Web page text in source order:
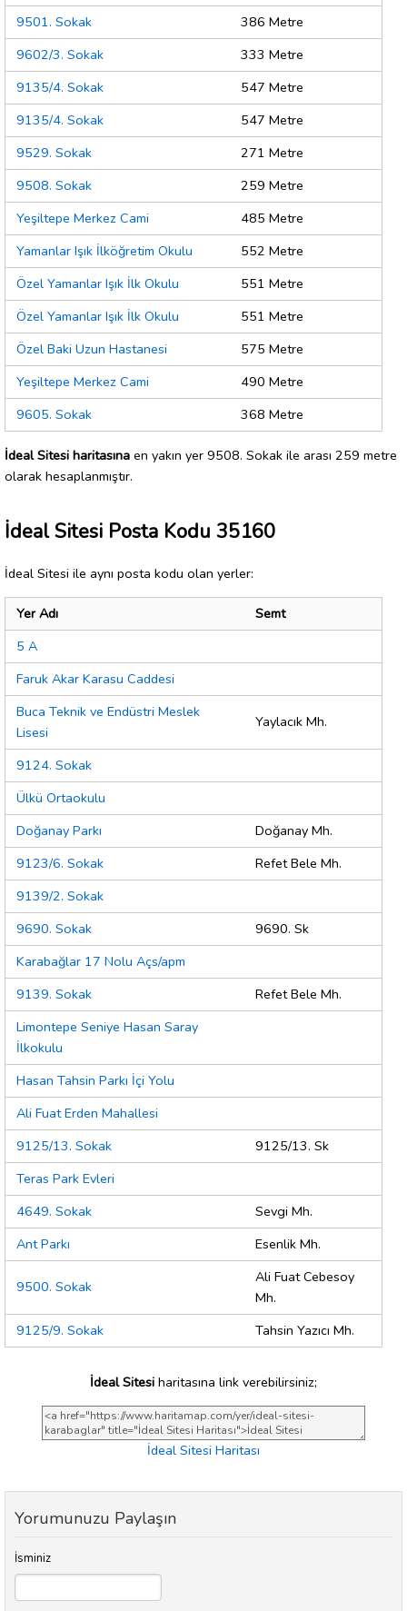
9501. Sokak
386 Metre
9602/3. Sokak
333 Metre
9135/4. Sokak
547 Metre
9135/4. Sokak
547 Metre
9529. Sokak
271 Metre
9508. Sokak
259 Metre
Yeşiltepe Merkez Cami
485 Metre
Yamanlar Işık İlköğretim Okulu
552 Metre
Özel Yamanlar Işık İlk Okulu
551 Metre
Özel Yamanlar Işık İlk Okulu
551 Metre
Özel Baki Uzun Hastanesi
575 Metre
Yeşiltepe Merkez Cami
490 Metre
9605. Sokak
368 Metre
İdeal Sitesi haritasına en yakın yer 9508. Sokak ile arası 259 metre
olarak hesaplanmıştır.
İdeal Sitesi Posta Kodu 35160
İdeal Sitesi ile aynı posta kodu olan yerler:
Yer Adı
Semt
5 A
Faruk Akar Karasu Caddesi
Buca Teknik ve Endüstri Meslek
Lisesi
Yaylacık Mh.
9124. Sokak
Ülkü Ortaokulu
Doğanay Parkı
Doğanay Mh.
9123/6. Sokak
Refet Bele Mh.
9139/2. Sokak
9690. Sokak
9690. Sk
Karabağlar 17 Nolu Açs/apm
9139. Sokak
Refet Bele Mh.
Limontepe Seniye Hasan Saray
İlkokulu
Hasan Tahsin Parkı İçi Yolu
Ali Fuat Erden Mahallesi
9125/13. Sokak
9125/13. Sk
Teras Park Evleri
4649. Sokak
Sevgi Mh.
Ant Parkı
Esenlik Mh.
9500. Sokak
Ali Fuat Cebesoy
Mh.
9125/9. Sokak
Tahsin Yazıcı Mh.
İdeal Sitesi haritasına link verebilirsiniz;
İdeal Sitesi Haritası
Yorumunuzu Paylaşın
İsminiz